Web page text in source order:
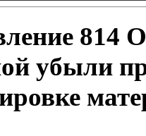
814
убыли